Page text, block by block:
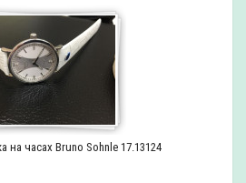
на часах Bruno Sohnle 17.13124